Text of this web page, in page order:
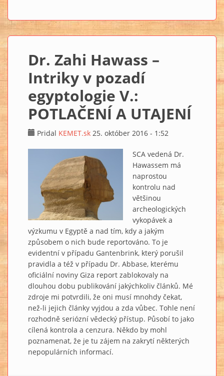
Dr. Zahi Hawass –
Intriky v pozadí
egyptologie V.:
POTLAČENÍ A UTAJENÍ
Pridal KEMET.sk 25. október 2016 - 1:52
SCA vedená Dr.
Hawassem má
naprostou
kontrolu nad
většinou
archeologických
vykopávek a
výzkumu v Egyptě a nad tím, kdy a jakým
způsobem o nich bude reportováno. To je
evidentní v případu Gantenbrink, který porušil
pravidla a též v případu Dr. Abbase, kterému
oficiální noviny Giza report zablokovaly na
dlouhou dobu publikování jakýchkoliv článků. Mé
zdroje mi potvrdili, že oni musí mnohdy čekat,
než-li jejich články vyjdou a zda vůbec. Tohle není
rozhodně seriózní vědecký přístup. Působí to jako
cílená kontrola a cenzura. Někdo by mohl
poznamenat, že je tu zájem na zakrytí některých
nepopulárních informací.